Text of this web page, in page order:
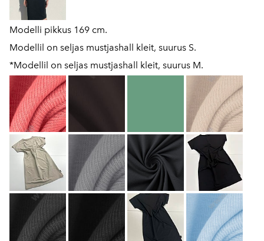
Modelli pikkus 169 cm.
Modellil on seljas mustjashall kleit, suurus S.
*Modellil on seljas mustjashall kleit, suurus M.